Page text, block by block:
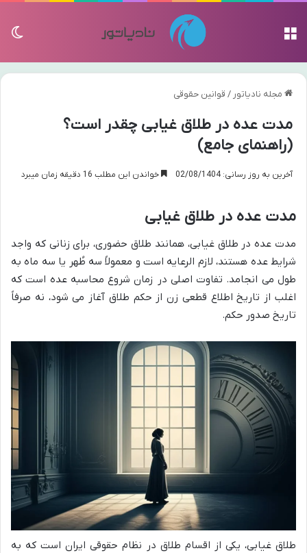
مجله نادیاتور / قوانین حقوقی
مدت عده در طلاق غیابی چقدر است؟
(راهنمای جامع)
آخرین به روز رسانی: 02/08/1404 خواندن این مطلب 16 دقیقه زمان میبرد
مدت عده در طلاق غیابی
مدت عده در طلاق غیابی، همانند طلاق حضوری، برای زنانی که واجد
شرایط عده هستند، لازم الرعایه است و معمولاً سه طُهر یا سه ماه به
طول می انجامد. تفاوت اصلی در زمان شروع محاسبه عده است که
اغلب از تاریخ اطلاع قطعی زن از حکم طلاق آغاز می شود، نه صرفاً
تاریخ صدور حکم.
طلاق غیابی، یکی از اقسام طلاق در نظام حقوقی ایران است که به